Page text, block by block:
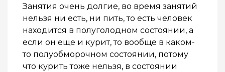
Занятия очень долгие, во время занятий
нельзя ни есть, ни пить, то есть человек
находится в полуголодном состоянии, а
если он еще и курит, то вообще в каком-
то полуобморочном состоянии, потому
что курить тоже нельзя, в состоянии